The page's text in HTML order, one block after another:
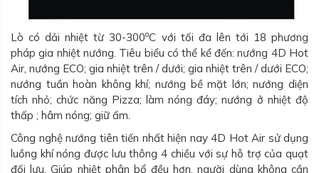
Lò có dải nhiệt từ 30-300oC với tối đa lên tới 18 phương
pháp gia nhiệt nướng. Tiêu biểu có thể kể đến: nướng 4D Hot
Air, nướng ECO; gia nhiệt trên / dưới; gia nhiệt trên / dưới ECO;
nướng tuần hoàn không khí; nướng bề mặt lớn; nướng diện
tích nhỏ; chức năng Pizza; làm nóng đáy; nướng ở nhiệt độ
thấp ; hâm nóng; giữ ấm.
Công nghệ nướng tiên tiến nhất hiện nay 4D Hot Air sử dụng
luồng khí nóng được lưu thông 4 chiều với sự hỗ trợ của quạt
đối lưu. Giúp nhiệt phân bổ đều hơn, người dùng không cần